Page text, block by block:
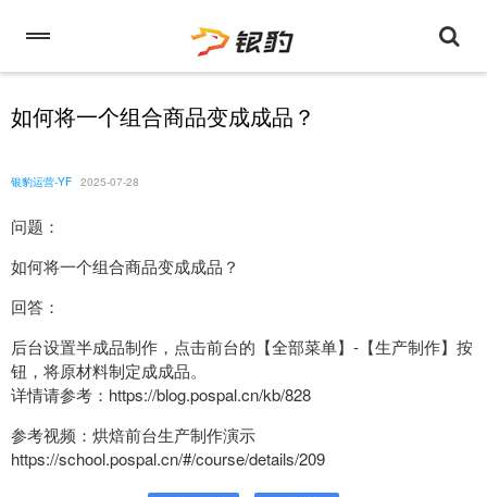
如何将一个组合商品变成成品？
银豹运营-YF 2025-07-28
问题：
如何将一个组合商品变成成品？
回答：
后台设置半成品制作，点击前台的【全部菜单】-【生产制作】按
钮，将原材料制定成成品。
详情请参考：https://blog.pospal.cn/kb/828
参考视频：烘焙前台生产制作演示
https://school.pospal.cn/#/course/details/209